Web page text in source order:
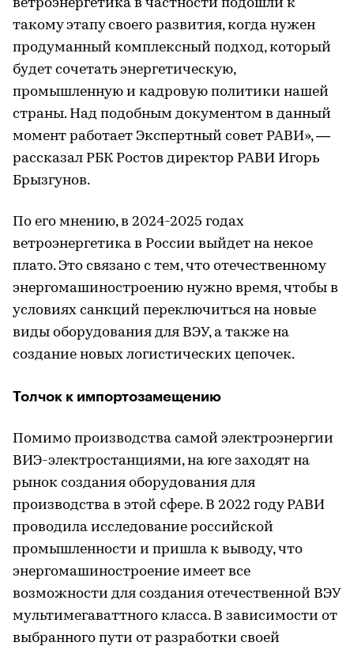
ветроэнергетика в частности подошли к
такому этапу своего развития, когда нужен
продуманный комплексный подход, который
будет сочетать энергетическую,
промышленную и кадровую политики нашей
страны. Над подобным документом в данный
момент работает Экспертный совет РАВИ», —
рассказал РБК Ростов директор РАВИ Игорь
Брызгунов.
По его мнению, в 2024-2025 годах
ветроэнергетика в России выйдет на некое
плато. Это связано с тем, что отечественному
энергомашиностроению нужно время, чтобы в
условиях санкций переключиться на новые
виды оборудования для ВЭУ, а также на
создание новых логистических цепочек.
Толчок к импортозамещению
Помимо производства самой электроэнергии
ВИЭ-электростанциями, на юге заходят на
рынок создания оборудования для
производства в этой сфере. В 2022 году РАВИ
проводила исследование российской
промышленности и пришла к выводу, что
энергомашиностроение имеет все
возможности для создания отечественной ВЭУ
мультимегаваттного класса. В зависимости от
выбранного пути от разработки своей